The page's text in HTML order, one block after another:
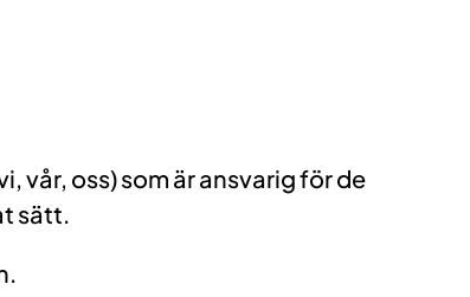
vår, oss) som är ansvarig för de
sätt.